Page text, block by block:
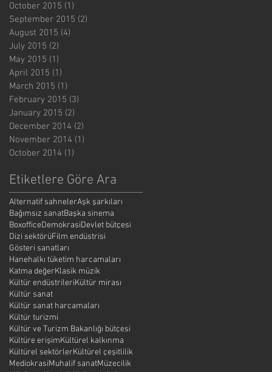
October 2015 (1)
September 2015 (2)
August 2015 (4)
July 2015 (2)
May 2015 (1)
April 2015 (1)
March 2015 (1)
February 2015 (3)
January 2015 (2)
December 2014 (2)
November 2014 (1)
October 2014 (1)
Etiketlere Göre Ara
Alternatif sahnelerAşk şarkıları
Bağımsız sanatBaşka sinema
BoxofficeDemokrasiDevlet bütçesi
Dizi sektörüFilm endüstrisi
Gösteri sanatları
Hanehalkı tüketim harcamaları
Katma değerKlasik müzik
Kültür endüstrileriKültür mirası
Kültür sanat
Kültür sanat harcamaları
Kültür turizmi
Kültür ve Turizm Bakanlığı bütçesi
Kültüre erişimKültürel kalkınma
Kültürel sektörlerKültürel çeşitlilik
MediokrasiMuhalif sanatMüzecilik